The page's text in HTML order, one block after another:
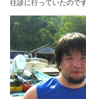
往診に行っていたので